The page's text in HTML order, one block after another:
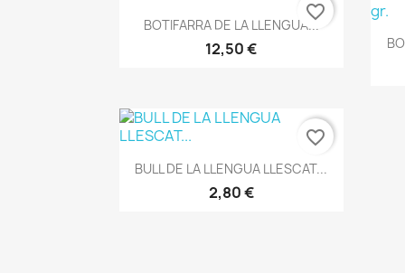
Vista ràpida
BOTIFARRA DE LA LLENGUA...
12,50 €
favorite_border
 Vista ràpida
BULL DE LA LLENGUA LLESCAT...
2,80 €
favorite_border